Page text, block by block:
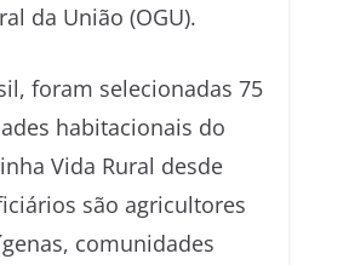
da União (OGU).
foram selecionadas 75
habitacionais do
Vida Rural desde
são agricultores
comunidades